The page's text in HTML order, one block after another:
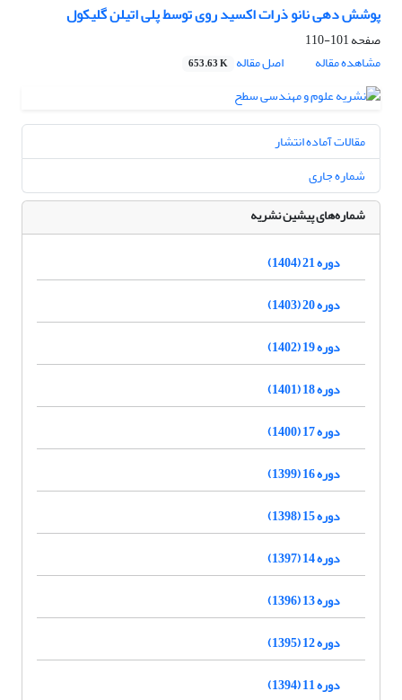
پوشش دهی نانو ذرات اکسید روی توسط پلی اتیلن گلیکول
صفحه101-110
مشاهده مقاله
اصل مقاله 653.63 K
مقالات آماده انتشار
شماره جاری
شماره‌های پیشین نشریه
دوره 21 (1404)
دوره 20 (1403)
دوره 19 (1402)
دوره 18 (1401)
دوره 17 (1400)
دوره 16 (1399)
دوره 15 (1398)
دوره 14 (1397)
دوره 13 (1396)
دوره 12 (1395)
دوره 11 (1394)